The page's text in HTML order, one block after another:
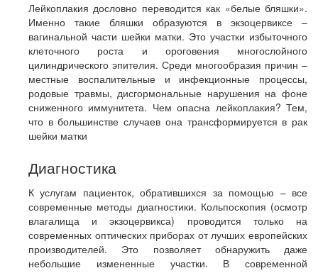
Лейкоплакия дословно переводится как «белые бляшки».
Именно такие бляшки образуются в экзоцервиксе –
вагинальной части шейки матки. Это участки избыточного
клеточного роста и ороговения многослойного
цилиндрического эпителия. Среди многообразия причин –
местные воспалительные и инфекционные процессы,
родовые травмы, дисгормональные нарушения на фоне
сниженного иммунитета. Чем опасна лейкоплакия? Тем,
что в большинстве случаев она трансформируется в рак
шейки матки
Диагностика
К услугам пациенток, обратившихся за помощью – все
современные методы диагностики. Кольпоскопия (осмотр
влагалища и экзоцервикса) проводится только на
современных оптических приборах от лучших европейских
производителей. Это позволяет обнаружить даже
небольшие измененные участки. В современной